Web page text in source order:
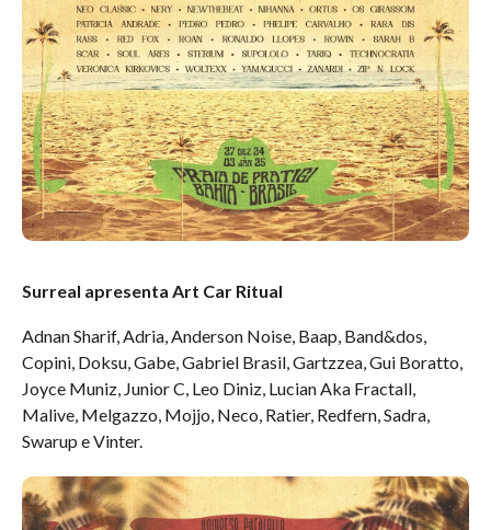
Surreal apresenta Art Car Ritual
Adnan Sharif, Adria, Anderson Noise, Baap, Band&dos,
Copini, Doksu, Gabe, Gabriel Brasil, Gartzzea, Gui Boratto,
Joyce Muniz, Junior C, Leo Diniz, Lucian Aka Fractall,
Malive, Melgazzo, Mojjo, Neco, Ratier, Redfern, Sadra,
Swarup e Vinter.